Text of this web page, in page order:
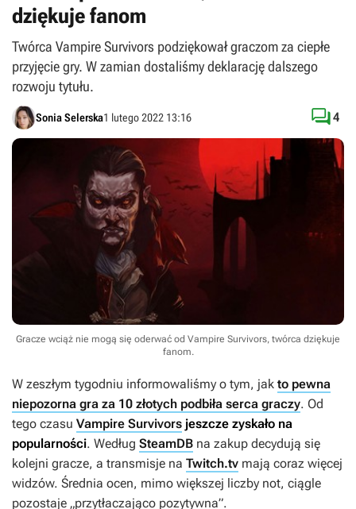
dziękuje fanom
Twórca Vampire Survivors podziękował graczom za ciepłe
przyjęcie gry. W zamian dostaliśmy deklarację dalszego
rozwoju tytułu.
Sonia Selerska1 lutego 2022 13:16 4
Gracze wciąż nie mogą się oderwać od Vampire Survivors, twórca dziękuje
fanom.
W zeszłym tygodniu informowaliśmy o tym, jak to pewna
niepozorna gra za 10 złotych podbiła serca graczy. Od
tego czasu Vampire Survivors jeszcze zyskało na
popularności. Według SteamDB na zakup decydują się
kolejni gracze, a transmisje na Twitch.tv mają coraz więcej
widzów. Średnia ocen, mimo większej liczby not, ciągle
pozostaje „przytłaczająco pozytywna”.